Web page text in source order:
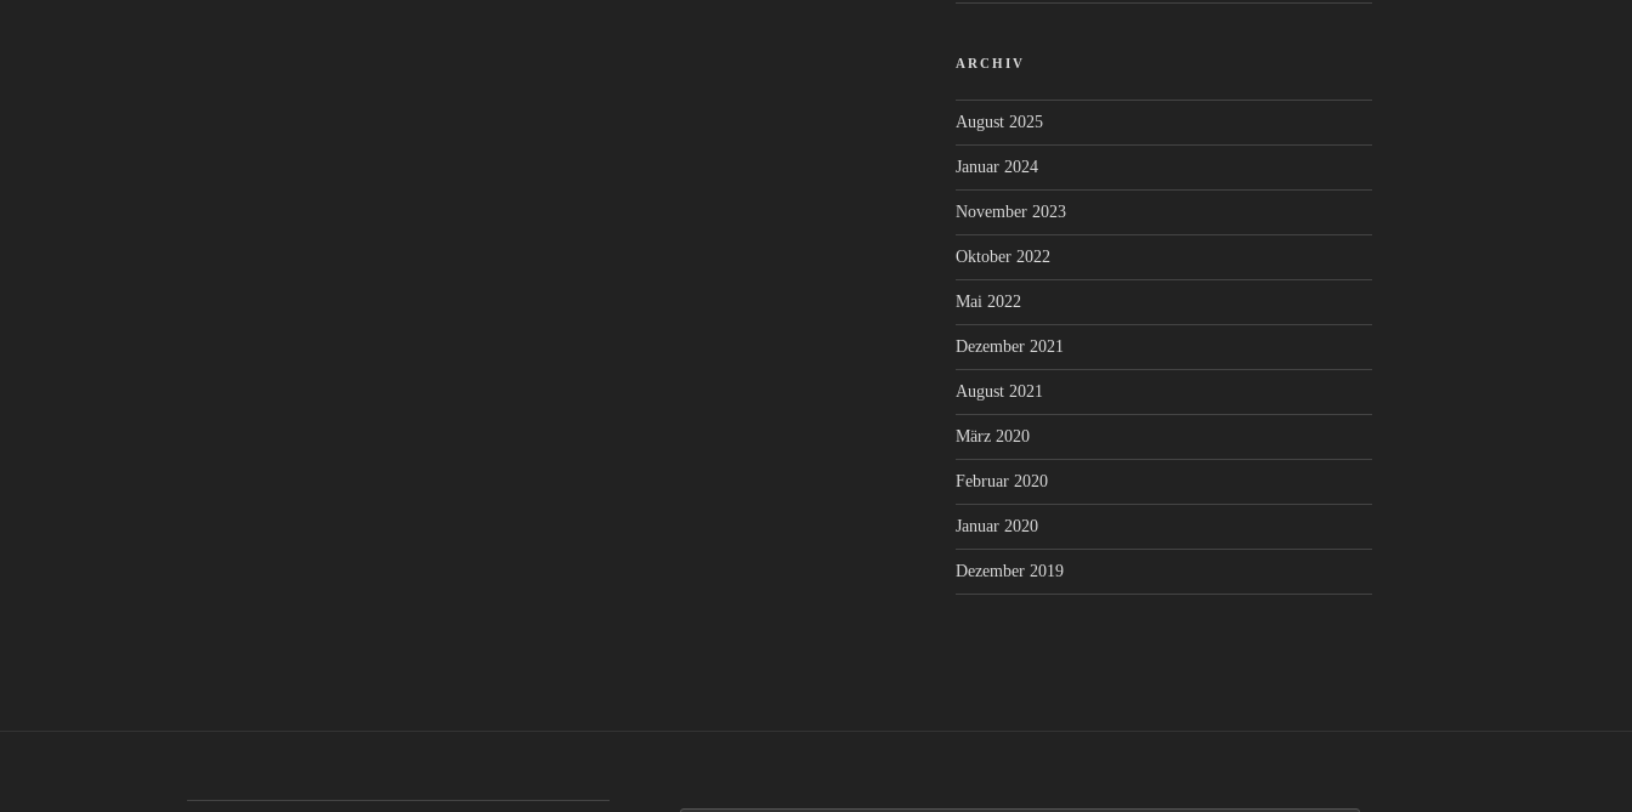
ARCHIV
August 2025
Januar 2024
November 2023
Oktober 2022
Mai 2022
Dezember 2021
August 2021
März 2020
Februar 2020
Januar 2020
Dezember 2019